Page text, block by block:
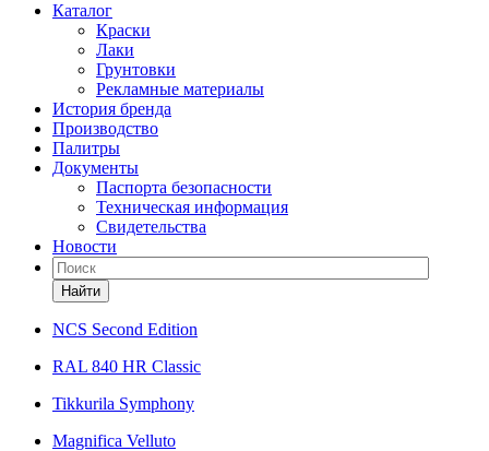
Каталог
Краски
Лаки
Грунтовки
Рекламные материалы
История бренда
Производство
Палитры
Документы
Паспорта безопасности
Техническая информация
Свидетельства
Новости
Найти
NCS Second Edition
RAL 840 HR Classic
Tikkurila Symphony
Magnifica Velluto